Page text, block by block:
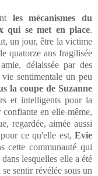
les mécanismes du
qui se met en place.
un jour, être la victime
quatorze ans fragilisée
délaissée par des
sentimentale un peu
la coupe de Suzanne
et intelligents pour la
en elle-même,
regardée, aimée aussi
ce qu'elle est, Evie
cette communauté qui
lesquelles elle a été
se sentir révélée sous un